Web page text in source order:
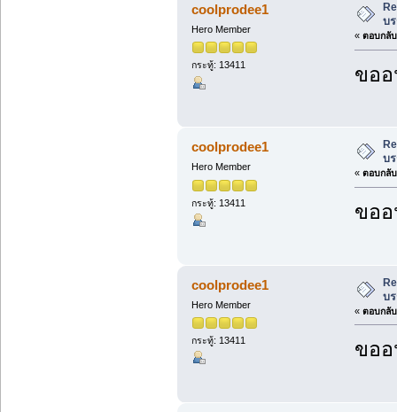
coolprodee1
Hero Member
กระทู้: 13411
บ
« ตอบกลั
ขอ
coolprodee1
Hero Member
กระทู้: 13411
บ
« ตอบกลั
ขอ
coolprodee1
Hero Member
กระทู้: 13411
บ
« ตอบกลั
ขอ